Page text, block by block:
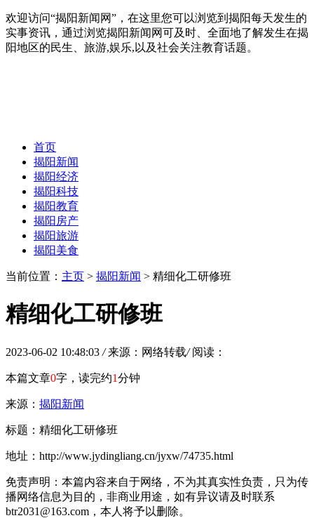
欢迎访问“揭阳新闻网”，在这里您可以浏览到揭阳每天发生的
实事资讯，通过浏览揭阳新闻网可及时、全面地了解发生在揭
阳地区的民生、旅游,娱乐,以及社会关注教育话题。
首页
揭阳新闻
揭阳经济
揭阳科技
揭阳教育
揭阳房产
揭阳旅游
揭阳美食
当前位置： 主页 > 揭阳新闻 > 精细化工研修班
精细化工研修班
2023-06-02 10:48:03 / 来源：网络转载/ 阅读：
本篇文章0字，读完约1分钟
来源： 揭阳新闻
标题：精细化工研修班
地址：http://www.jydingliang.cn/jyxw/74735.html
免责声明：本篇内容来自于网络，不为其真实性负责，只为传
播网络信息为目的，非商业用途，如有异议请及时联系
btr2031@163.com，本人将予以删除。